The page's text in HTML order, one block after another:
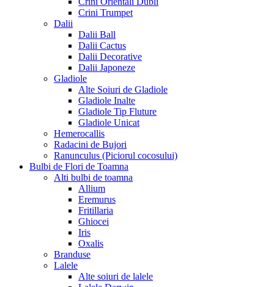
Crini Trumpet
Dalii
Dalii Ball
Dalii Cactus
Dalii Decorative
Dalii Japoneze
Gladiole
Alte Soiuri de Gladiole
Gladiole Inalte
Gladiole Tip Fluture
Gladiole Unicat
Hemerocallis
Radacini de Bujori
Ranunculus (Piciorul cocosului)
Bulbi de Flori de Toamna
Alti bulbi de toamna
Allium
Eremurus
Fritillaria
Ghiocei
Iris
Oxalis
Branduse
Lalele
Alte soiuri de lalele